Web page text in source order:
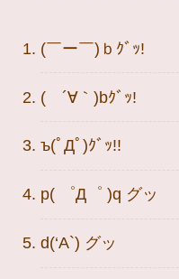
(￣ー￣)ｂｸﾞｯ!
( ´∀｀)bｸﾞｯ!
ъ(ﾟДﾟ)ｸﾞｯ!!
p( ゜Д゜ )q グッ
d(‘A`) グッ